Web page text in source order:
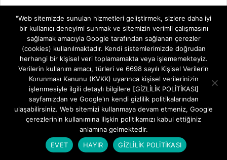
"Web sitemizde sunulan hizmetleri geliştirmek, sizlere daha iyi
bir kullanıcı deneyimi sunmak ve sitemizin verimli çalışmasını
sağlamak amacıyla Google tarafından sağlanan çerezler
(cookies) kullanılmaktadır. Kendi sistemlerimizde doğrudan
herhangi bir kişisel veri toplamamakta veya işlememekteyiz.
Verilerin kullanım amacı, türleri ve 6698 sayılı Kişisel Verilerin
Korunması Kanunu (KVKK) uyarınca kişisel verilerinizin
işlenmesiyle ilgili detaylı bilgilere [GİZLİLİK POLİTİKASI]
sayfamızdan ve Google'ın kendi gizlilik politikalarından
ulaşabilirsiniz. Web sitemizi kullanmaya devam etmeniz, Google
çerezlerinin kullanımına ilişkin politikamızı kabul ettiğiniz
anlamına gelmektedir.
EVET
HAYIR GİZLİLİK POLİTİKASI